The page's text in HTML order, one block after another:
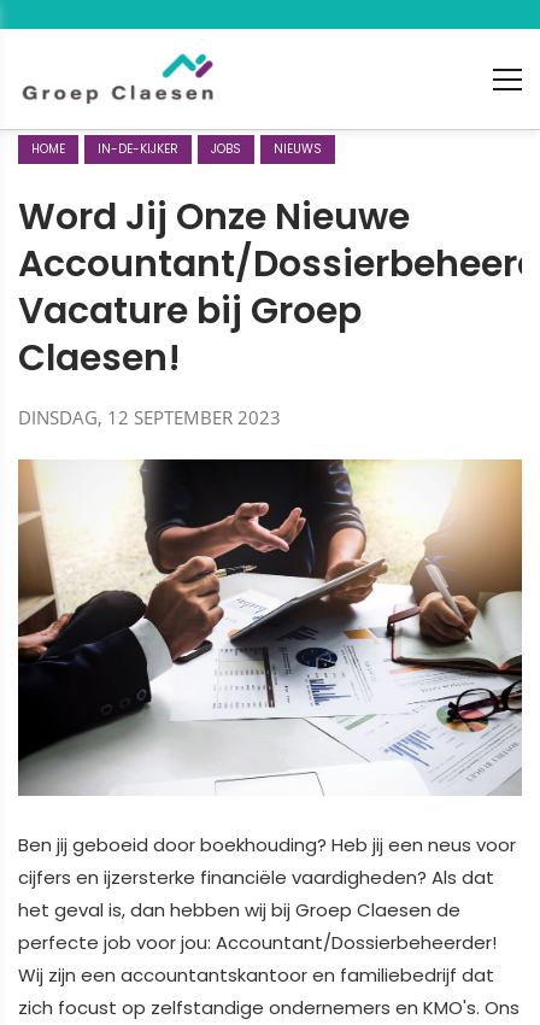
HOME IN-DE-KIJKER JOBS NIEUWS
Word Jij Onze Nieuwe
Accountant/
Vacature bij Groep
Claesen!
DINSDAG, 12 SEPTEMBER 2023
Ben jij geboeid door boekhouding? Heb jij een neus voor
cijfers en ijzersterke financiële vaardigheden? Als dat
het geval is, dan hebben wij bij Groep Claesen de
perfecte job voor jou: Accountant/Dossierbeheerder!
Wij zijn een accountantskantoor en familiebedrijf dat
zich focust op zelfstandige ondernemers en KMO's. Ons